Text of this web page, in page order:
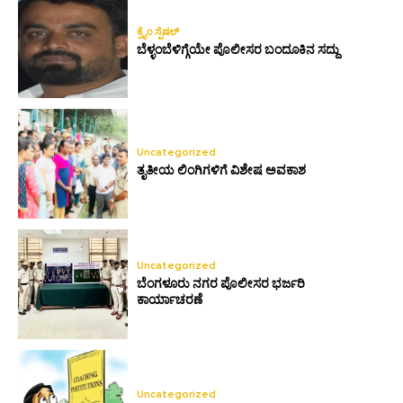
ಕ್ರೈಂ ಸ್ಪೆಷಲ್
ಬೆಳ್ಳಂಬೆಳಿಗ್ಗೆಯೇ ಪೊಲೀಸರ ಬಂದೂಕಿನ ಸದ್ದು
Uncategorized
ತೃತೀಯ ಲಿಂಗಿಗಳಿಗೆ ವಿಶೇಷ ಅವಕಾಶ
Uncategorized
ಬೆಂಗಳೂರು ನಗರ ಪೊಲೀಸರ ಭರ್ಜರಿ
ಕಾರ್ಯಾಚರಣೆ
Uncategorized